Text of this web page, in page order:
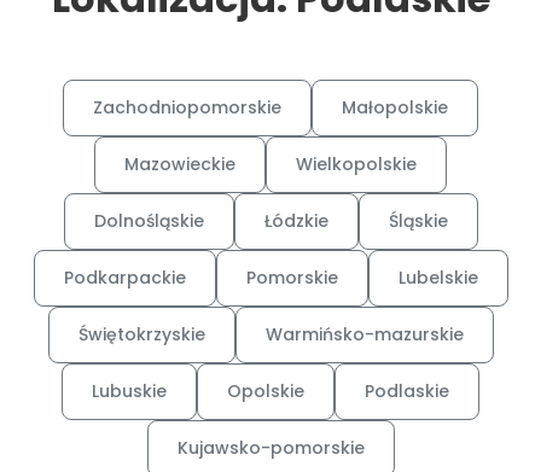
Zachodniopomorskie Małopolskie
Mazowieckie Wielkopolskie
Dolnośląskie Łódzkie Śląskie
Podkarpackie Pomorskie Lubelskie
Świętokrzyskie Warmińsko-mazurskie
Lubuskie Opolskie Podlaskie
Kujawsko-pomorskie